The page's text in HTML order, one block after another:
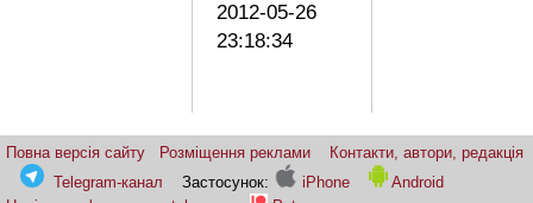
2012-05-26
23:18:34
Повна версія сайту Розміщення реклами
Контакти, автори, редакція
Telegram-канал
Застосунок: iPhone
Android